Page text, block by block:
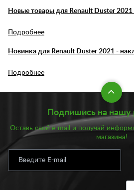
Новые товары для Renault Duster 2021
Подробнее
Новинка для Renault Duster 2021 -
Подробнее
Подпишись на нашу
Оставь свой e-mail и получай
магазина!